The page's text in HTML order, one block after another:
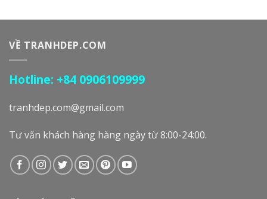
VỀ TRANHDEP.COM
Hotline: +84 0906109999
tranhdep.com@gmail.com
Tư vấn khách hàng hàng ngày từ 8:00-24:00.